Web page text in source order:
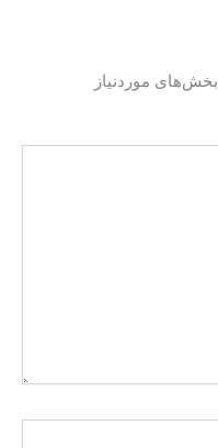
بخش‌های موردنیاز